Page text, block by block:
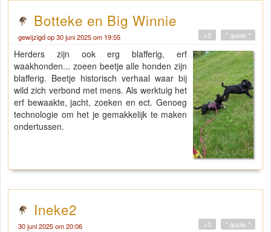
Botteke en Big Winnie
gewijzigd op 30 juni 2025 om 19:55 " quote "
+0
Herders zijn ook erg blafferig, erf
waakhonden... zoeen beetje alle honden zijn
blafferig. Beetje historisch verhaal waar bij
wild zich verbond met mens. Als werktuig het
erf bewaakte, jacht, zoeken en ect. Genoeg
technologie om het je gemakkelijk te maken
ondertussen.
Ineke2
30 juni 2025 om 20:06 " quote "
+0